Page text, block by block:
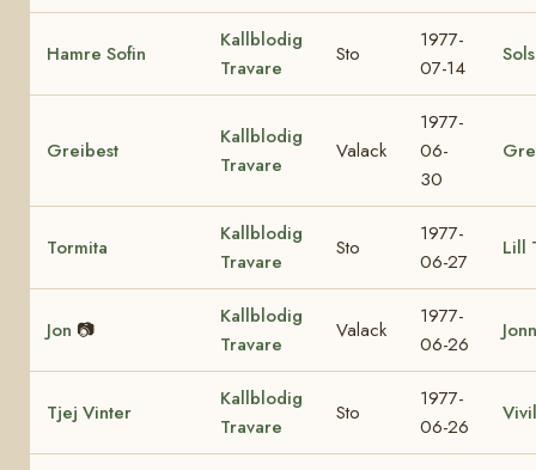
Hamre Sofin
Kallblodig
Travare
Sto
1977-
07-14
Greibest
Kallblodig
Travare
Valack
1977-
06-
30
Tormita
Kallblodig
Travare
Sto
1977-
06-27
Lill
Jon 📷
Kallblodig
Travare
Valack
1977-
06-26
Tjej Vinter
Kallblodig
Travare
Sto
1977-
06-26